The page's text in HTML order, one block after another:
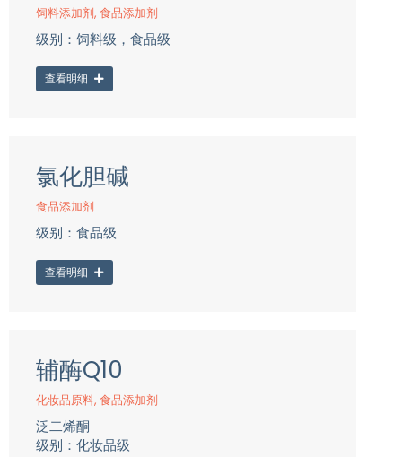
饲料添加剂, 食品添加剂
级别：饲料级，食品级
查看明细
氯化胆碱
食品添加剂
级别：食品级
查看明细
辅酶Q10
化妆品原料, 食品添加剂
泛二烯酮
级别：化妆品级